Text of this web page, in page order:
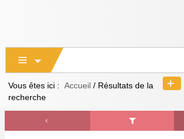
Vous êtes ici : Accueil / Résultats de la
recherche